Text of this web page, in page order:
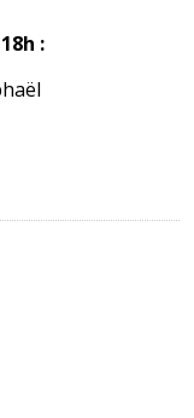
: